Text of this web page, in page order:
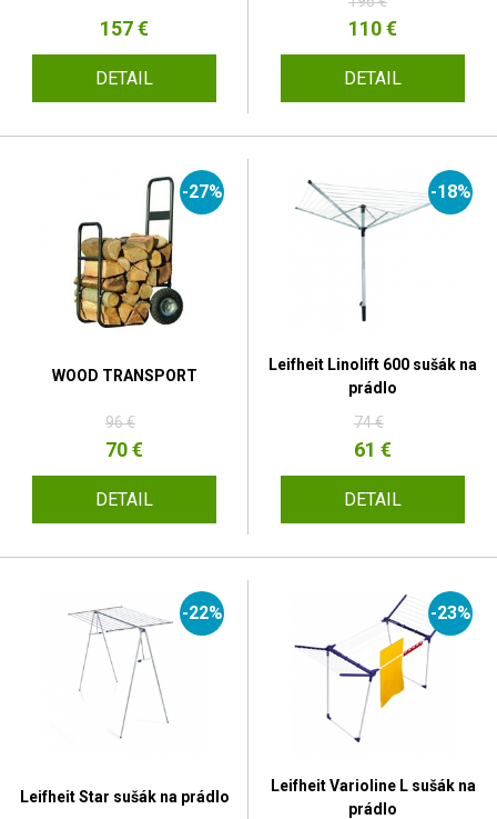
157 €
DETAIL
110 €
DETAIL
-27%
WOOD TRANSPORT
96 €
70 €
DETAIL
-18%
Leifheit Linolift 600 sušák na
prádlo
74 €
61 €
DETAIL
-22%
Leifheit Star sušák na prádlo
-23%
Leifheit Varioline L sušák na
prádlo